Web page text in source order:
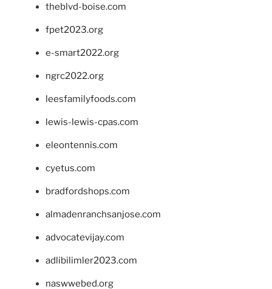
theblvd-boise.com
fpet2023.org
e-smart2022.org
ngrc2022.org
leesfamilyfoods.com
lewis-lewis-cpas.com
eleontennis.com
cyetus.com
bradfordshops.com
almadenranchsanjose.com
advocatevijay.com
adlibilimler2023.com
naswwebed.org